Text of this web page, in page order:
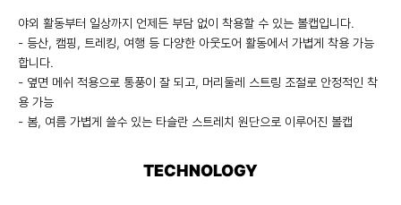
야외 활동부터 일상까지 언제든 부담 없이 착용할 수 있는 볼캡입니다.
- 등산, 캠핑, 트레킹, 여행 등 다양한 아웃도어 활동에서 가볍게 착용 가능
합니다.
- 옆면 메쉬 적용으로 통풍이 잘 되고, 머리둘레 스트링 조절로 안정적인 착
용 가능
- 봄, 여름 가볍게 쓸수 있는 타슬란 스트레치 원단으로 이루어진 볼캡
TECHNOLOGY